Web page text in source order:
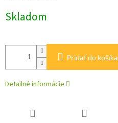
cena:
Skladom
Pridať do košíka
Detailné informácie